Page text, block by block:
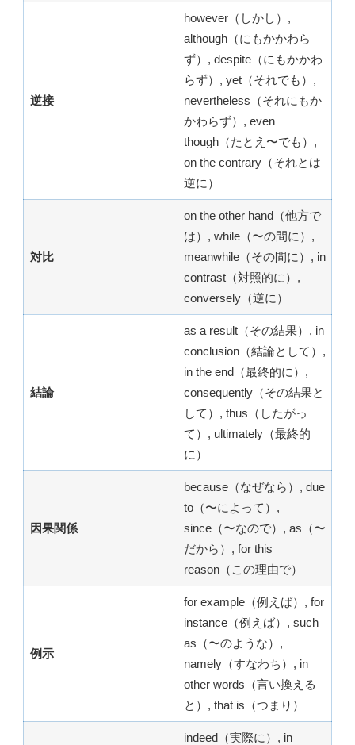
逆接
however（しかし）,
although（にもかかわら
ず）, despite（にもかかわ
らず）, yet（それでも）,
nevertheless（それにもか
かわらず）, even
though（たとえ〜でも）,
on the contrary（それとは
逆に）
対比
on the other hand（他方で
は）, while（〜の間に）,
meanwhile（その間に）, in
contrast（対照的に）,
conversely（逆に）
結論
as a result（その結果）, in
conclusion（結論として）,
in the end（最終的に）,
consequently（その結果と
して）, thus（したがっ
て）, ultimately（最終的
に）
因果関係
because（なぜなら）, due
to（〜によって）,
since（〜なので）, as（〜
だから）, for this
reason（この理由で）
例示
for example（例えば）, for
instance（例えば）, such
as（〜のような）,
namely（すなわち）, in
other words（言い換える
と）, that is（つまり）
indeed（実際に）, in